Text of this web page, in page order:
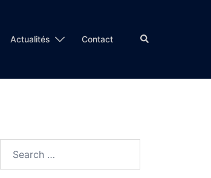
Actualités Contact Search
for: